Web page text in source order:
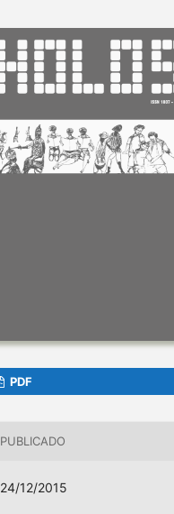
PDF
PUBLICADO
24/12/2015